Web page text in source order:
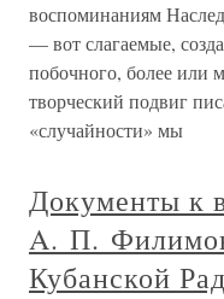
воспоминаниям
— вот слагаемые,
побочного, более или
творческий подвиг
«случайности» мы
Документы к
A. П.
Кубанской